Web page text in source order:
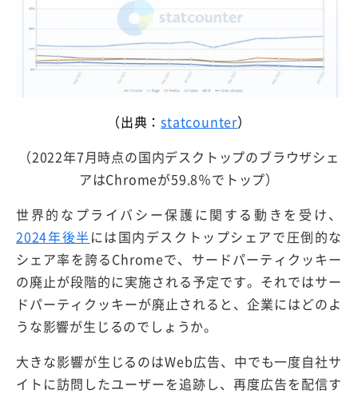
（出典：statcounter）
（2022年7月時点の国内デスクトップのブラウザシェ
アはChromeが59.8％でトップ）
世界的なプライバシー保護に関する動きを受け、
2024年後半には国内デスクトップシェアで圧倒的な
シェア率を誇るChromeで、サードパーティクッキー
の廃止が段階的に実施される予定です。それではサー
ドパーティクッキーが廃止されると、企業にはどのよ
うな影響が生じるのでしょうか。
大きな影響が生じるのはWeb広告、中でも一度自社サ
イトに訪問したユーザーを追跡し、再度広告を配信す